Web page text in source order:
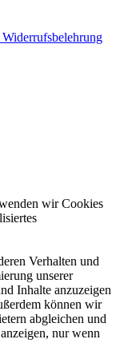
wir Cookies
Verhalten und
unserer
Inhalte anzuzeigen
können wir
abgleichen und
nur wenn